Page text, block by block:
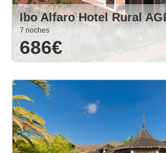
Ibo Alfaro Hotel Rural
7 noches
686€